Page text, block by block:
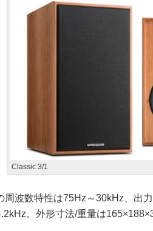
Classic 3/1
波数特性は75Hz～30kHz、出
。外形寸法/重量は